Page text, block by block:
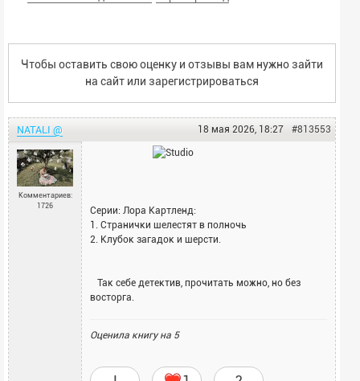
Чтобы оставить свою оценку и отзывы вам нужно зайти
на сайт или зарегистрироваться
NATALI @ #813553
18 мая 2026, 18:27
Комментариев:
1726
Серии: Лора Картленд:
1. Странички шелестят в полночь
2. Клубок загадок и шерсти.
Так себе детектив, прочитать можно, но без
восторга.
Оценила книгу на 5